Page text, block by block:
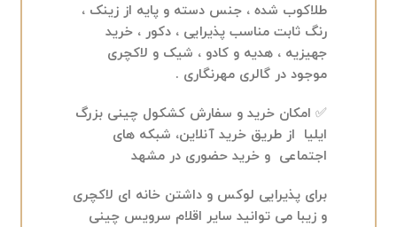
طلاکوب شده ، جنس دسته و پایه از زینک ،
رنگ ثابت مناسب پذیرایی ، دکور ، خرید
جهیزیه ، هدیه و کادو ، شیک و لاکچری
موجود در گالری مهرنگاری .
✅ امکان خرید و سفارش کشکول چینی بزرگ
ایلیا از طریق خرید آنلاین، شبکه های
اجتماعی و خرید حضوری در مشهد
برای پذیرایی لوکس و داشتن خانه ای لاکچری
و زیبا می توانید سایر اقلام سرویس چینی